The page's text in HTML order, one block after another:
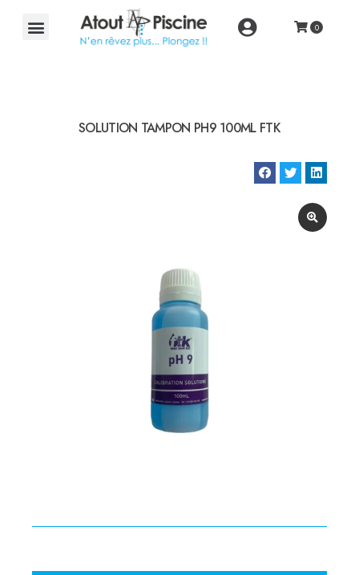
SOLUTION TAMPON PH9 100ML FTK